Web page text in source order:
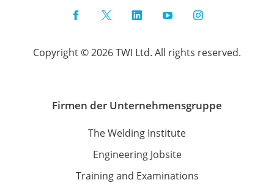
FacebookTwitterLinkedInYouTubeInstagram
Copyright © 2026 TWI Ltd. All rights reserved.
Firmen der Unternehmensgruppe
The Welding Institute
Engineering Jobsite
Training and Examinations